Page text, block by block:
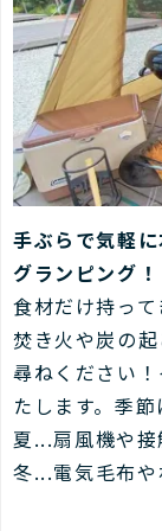
手ぶらで気軽
グランピング！
食材だけ持っ
焚き火や炭の
尋ねください
たします。季
夏...扇風機や
冬...電気毛布